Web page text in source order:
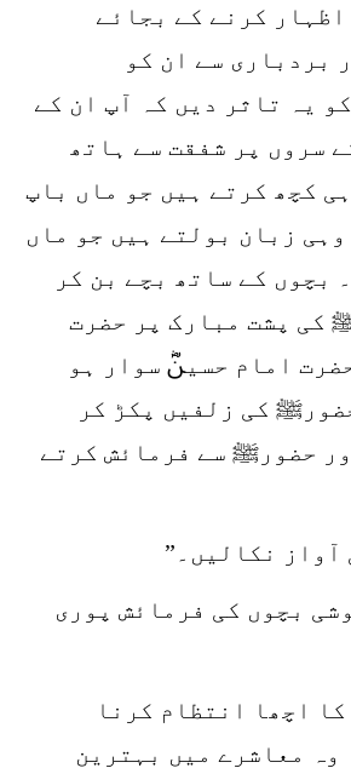
کرنے کے بجائے
بردباری سے ان کو
یہ تاثر دیں کہ آپ ان کے
سروں پر شفقت سے ہاتھ
کچھ کرتے ہیں جو ماں باپ
زبان بولتے ہیں جو ماں
بچوں کے ساتھ بچے بن کر
کی پشت مبارک پر حضرت
امام حسینؓ سوار ہو
کی زلفیں پکڑ کر
حضورﷺ سے فرمائش کرتے
آواز نکالیں۔”
بچوں کی فرمائش پوری
اچھا انتظام کرنا
وہ معاشرے میں بہترین